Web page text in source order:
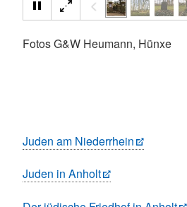
Fotos G&W Heumann, Hünxe
Juden am Niederrhein
Juden in Anholt